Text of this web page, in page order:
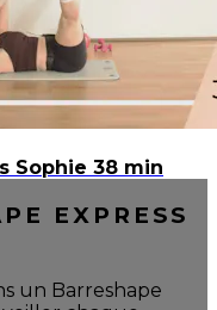
Sophie 38 min
EXPRESS
un Barreshape